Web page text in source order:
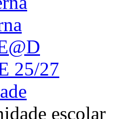
25/27
escolar